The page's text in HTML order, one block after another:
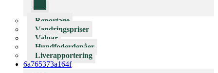
Reportage
Vandringspriser
Valpar
Hundfoderdepåer
Liverapportering
6a765373a164f